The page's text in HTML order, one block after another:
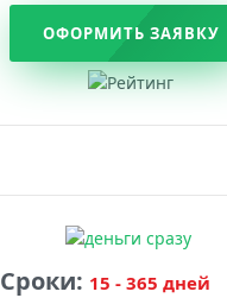
ОФОРМИТЬ ЗАЯВКУ
Сроки: 15 - 365 дней